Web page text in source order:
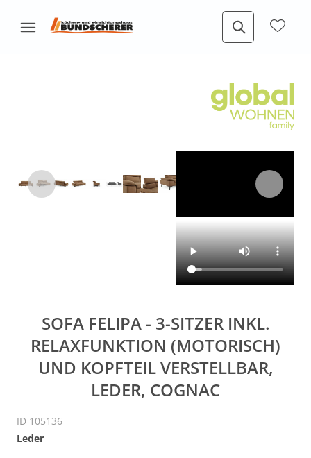
SOFA FELIPA - 3-SITZER INKL.
RELAXFUNKTION (MOTORISCH)
UND KOPFTEIL VERSTELLBAR,
LEDER, COGNAC
ID 105136
Leder